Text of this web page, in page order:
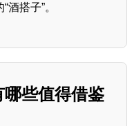
搭子”。
些值得借鉴